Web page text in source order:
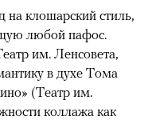
на клошарский стиль,
любой пафос.
им. Ленсовета,
в духе Тома
(Театр им.
коллажа как